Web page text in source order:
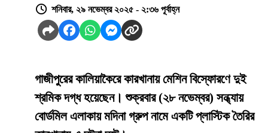
শনিবার, ২৯ নভেম্বর ২০২৫ - ২:৩৬ পূর্বাহ্ন
গাজীপুরের কালিয়াকৈরে কারখানায় মেশিন বিস্ফোরণে দুই
শ্রমিক দগ্ধ হয়েছেন। শুক্রবার (২৮ নভেম্বর) সন্ধ্যায়
বোর্ডমিল এলাকায় মদিনা গ্রুপ নামে একটি প্লাস্টিক তৈরির